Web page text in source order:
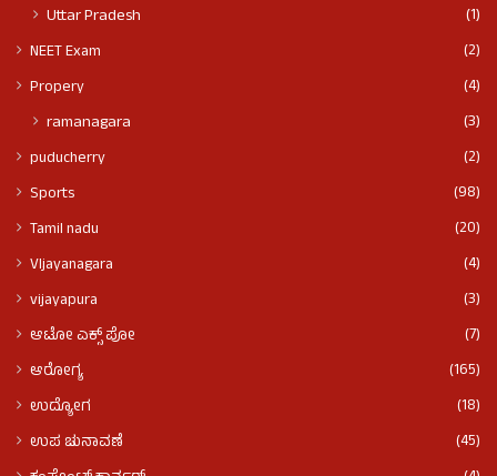
Uttar Pradesh
(1)
NEET Exam
(2)
Propery
(4)
ramanagara (3)
puducherry
(2)
Sports
(98)
Tamil nadu
(20)
VIjayanagara
(4)
vijayapura
(3)
ಆಟೋ ಎಕ್ಸ್ ಪೋ
(7)
ಆರೋಗ್ಯ
(165)
ಉದ್ಯೋಗ
(18)
ಉಪ ಚುನಾವಣೆ
(45)